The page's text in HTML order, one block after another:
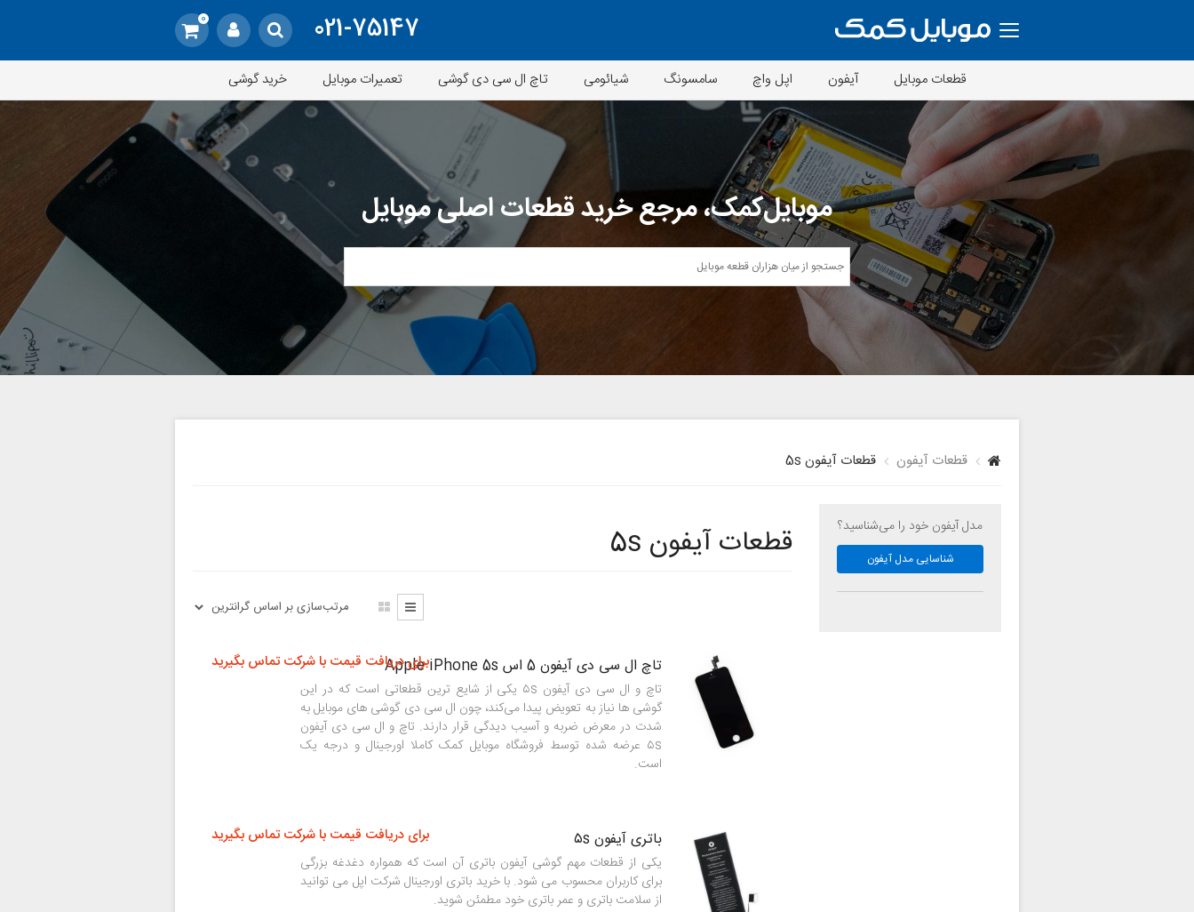
021-75147
0
قطعات موبایل آیفون اپل واچ سامسونگ شیائومی تاچ ال سی دی گوشی تعمیرات موبایل خرید گوشی
موبایل‌کمک، مرجع خرید قطعات اصلی موبایل
قطعات آیفون قطعات آیفون 5s
مدل آیفون خود را می‌شناسید؟
شناسایی مدل آیفون قطعات آیفون 5s
تاچ ال سی دی آیفون 5 اس Apple iPhone 5s
تاچ و ال سی دی آیفون ۵s یکی از شایع ترین قطعاتی است که در این
گوشی ها نیاز به تعویض پیدا می‌کند، چون ال سی دی گوشی های موبایل به
شدت در معرض ضربه و آسیب دیدگی قرار دارند. تاچ و ال سی دی آیفون
۵s عرضه شده توسط فروشگاه موبایل کمک کاملا اورجینال و درجه یک
است.
برای دریافت قیمت با شرکت تماس بگیرید
باتری آیفون ۵s
یکی از قطعات مهم گوشی آیفون باتری آن است که همواره دغدغه بزرگی
برای کاربران محسوب می شود. با خرید باتری اورجینال شرکت اپل می توانید
از سلامت باتری و عمر باتری خود مطمئن شوید.
برای دریافت قیمت با شرکت تماس بگیرید